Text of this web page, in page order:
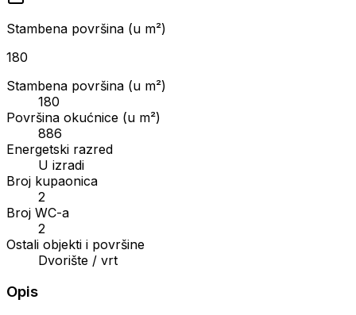
Stambena površina (u m²)
180
Stambena površina (u m²)
180
Površina okućnice (u m²)
886
Energetski razred
U izradi
Broj kupaonica
2
Broj WC-a
2
Ostali objekti i površine
Dvorište / vrt
Opis